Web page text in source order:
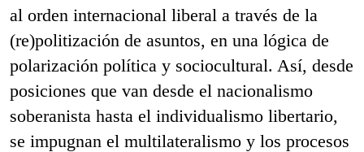
al orden internacional liberal a través de la
(re)politización de asuntos, en una lógica de
polarización política y sociocultural. Así, desde
posiciones que van desde el nacionalismo
soberanista hasta el individualismo libertario,
se impugnan el multilateralismo y los procesos